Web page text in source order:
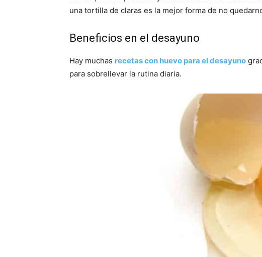
una tortilla de claras es la mejor forma de no
Beneficios en el desayuno
Hay muchas recetas con huevo para el desayuno
para sobrellevar la rutina diaria.